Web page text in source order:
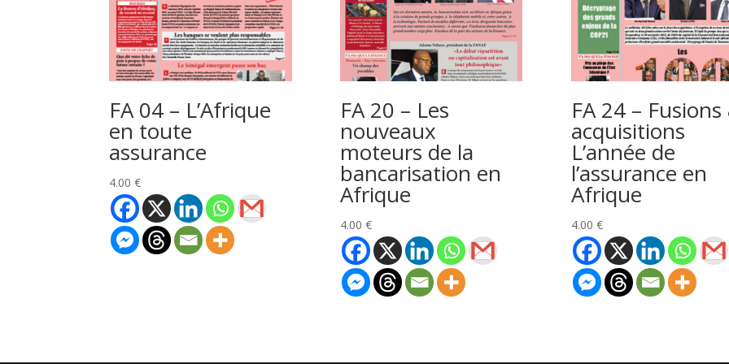
FA 04 – L’Afrique
en toute
assurance
4.00€
FA 20 – Les
nouveaux
moteurs de la
bancarisation en
Afrique
4.00 €
FA 24 – Fusions
acquisitions
L’année de
l’assurance en
Afrique
4.00 €